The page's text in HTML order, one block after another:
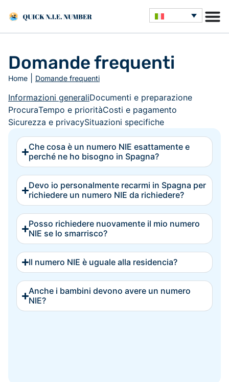
Domande frequenti
Home Domande frequenti
Informazioni generaliDocumenti e preparazione
ProcuraTempo e prioritàCosti e pagamento
Sicurezza e privacySituazioni specifiche
Che cosa è un numero NIE esattamente e
perché ne ho bisogno in Spagna?
Devo io personalmente recarmi in Spagna per
richiedere un numero NIE da richiedere?
Posso richiedere nuovamente il mio numero
NIE se lo smarrisco?
Il numero NIE è uguale alla residencia?
Anche i bambini devono avere un numero
NIE?